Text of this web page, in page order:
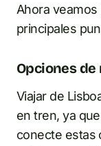
Ahora
principales
Opciones de
Viajar de
en tren, ya
conecte estas